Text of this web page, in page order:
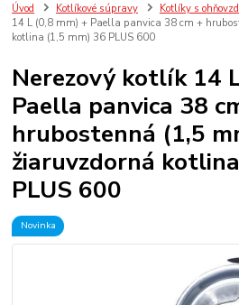
Úvod Kotlíkové súpravy Kotlíky s
14 L (0,8 mm) + Paella panvica 38 cm +
kotlina (1,5 mm) 36 PLUS 600
Nerezový kotlík 14
Paella panvica 38
hrubostenná (1,5
žiaruvzdorná
PLUS 600
Novinka